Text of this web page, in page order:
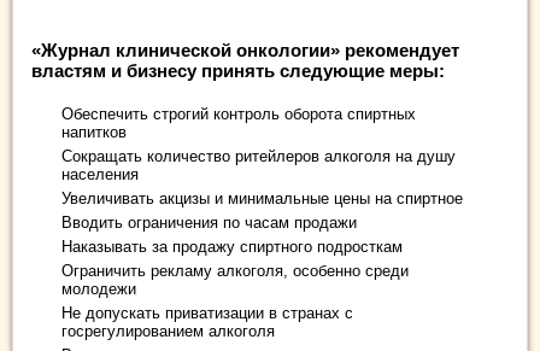
«Журнал клинической онкологии» рекомендует
властям и бизнесу принять следующие меры:
Обеспечить строгий контроль оборота спиртных
напитков
Сокращать количество ритейлеров алкоголя на душу
населения
Увеличивать акцизы и минимальные цены на спиртное
Вводить ограничения по часам продажи
Наказывать за продажу спиртного подросткам
Ограничить рекламу алкоголя, особенно среди
молодежи
Не допускать приватизации в странах с
госрегулированием алкоголя